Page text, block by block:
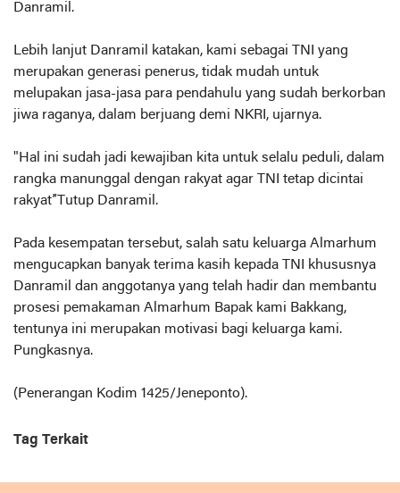
Danramil.
Lebih lanjut Danramil katakan, kami sebagai TNI yang
merupakan generasi penerus, tidak mudah untuk
melupakan jasa-jasa para pendahulu yang sudah berkorban
jiwa raganya, dalam berjuang demi NKRI, ujarnya.
"Hal ini sudah jadi kewajiban kita untuk selalu peduli, dalam
rangka manunggal dengan rakyat agar TNI tetap dicintai
rakyat”Tutup Danramil.
Pada kesempatan tersebut, salah satu keluarga Almarhum
mengucapkan banyak terima kasih kepada TNI khususnya
Danramil dan anggotanya yang telah hadir dan membantu
prosesi pemakaman Almarhum Bapak kami Bakkang,
tentunya ini merupakan motivasi bagi keluarga kami.
Pungkasnya.
(Penerangan Kodim 1425/Jeneponto).
Tag Terkait